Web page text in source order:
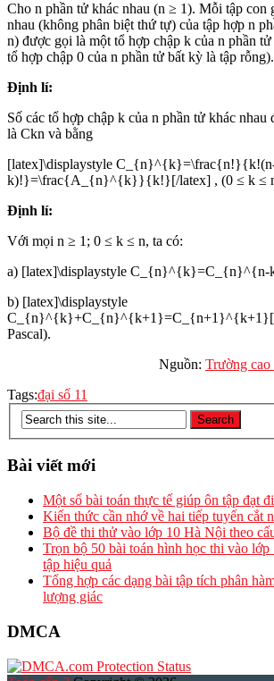
Cho n phần tử khác nhau (n ≥ 1). Mỗi tập con
nhau (không phân biệt thứ tự) của tập hợp n
n) được gọi là một tổ hợp chập k của n phần
tổ hợp chập 0 của n phần tử bất kỳ là tập rỗng).
Định lí:
Số các tổ hợp chập k của n phần tử khác nhau
là Ckn và bằng
[latex]\displaystyle
k)!}=\frac{A_{n}^{k}}{k!}[/latex] , (0 ≤ k ≤
Định lí:
Với mọi n ≥ 1; 0 ≤ k ≤ n, ta có:
a) [latex]\displaystyle C_{n}^{k}=C_{n}^{n-
b) [latex]\displaystyle
C_{n}^{k}+C_{n}^{k+1}=C_{n+1}^{k+1}[/
Pascal).
Nguồn: Trường cao
Tags:đại số 11
Bài viết mới
Một số bài toán thực tế giúp ôn tập đạt
Kiến thức cần nhớ về hai tiếp tuyến cắt
Bộ đề thi thử vào lớp 10 Hà Nội theo
Trọn bộ 50 bài toán hình học thi vào lớp
tập hiệu quả
Tổng hợp các dạng bài tập tích phân
lượng giác
DMCA